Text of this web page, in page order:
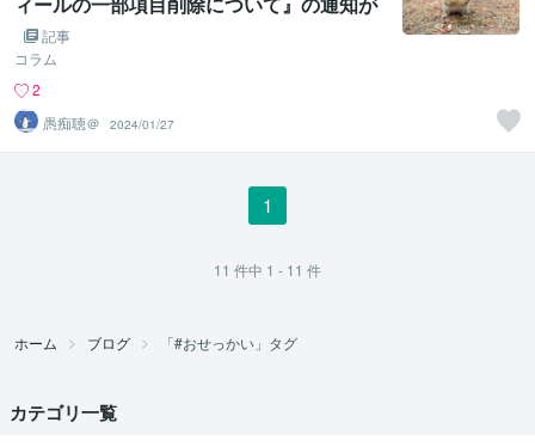
届いたのでワードに保存した内容の動画20
240127
記事
コラム
2
愚痴聴＠
2024/01/27
1
11 件中 1 - 11 件
ホーム ブログ 「#おせっかい」タグ
カテゴリ一覧